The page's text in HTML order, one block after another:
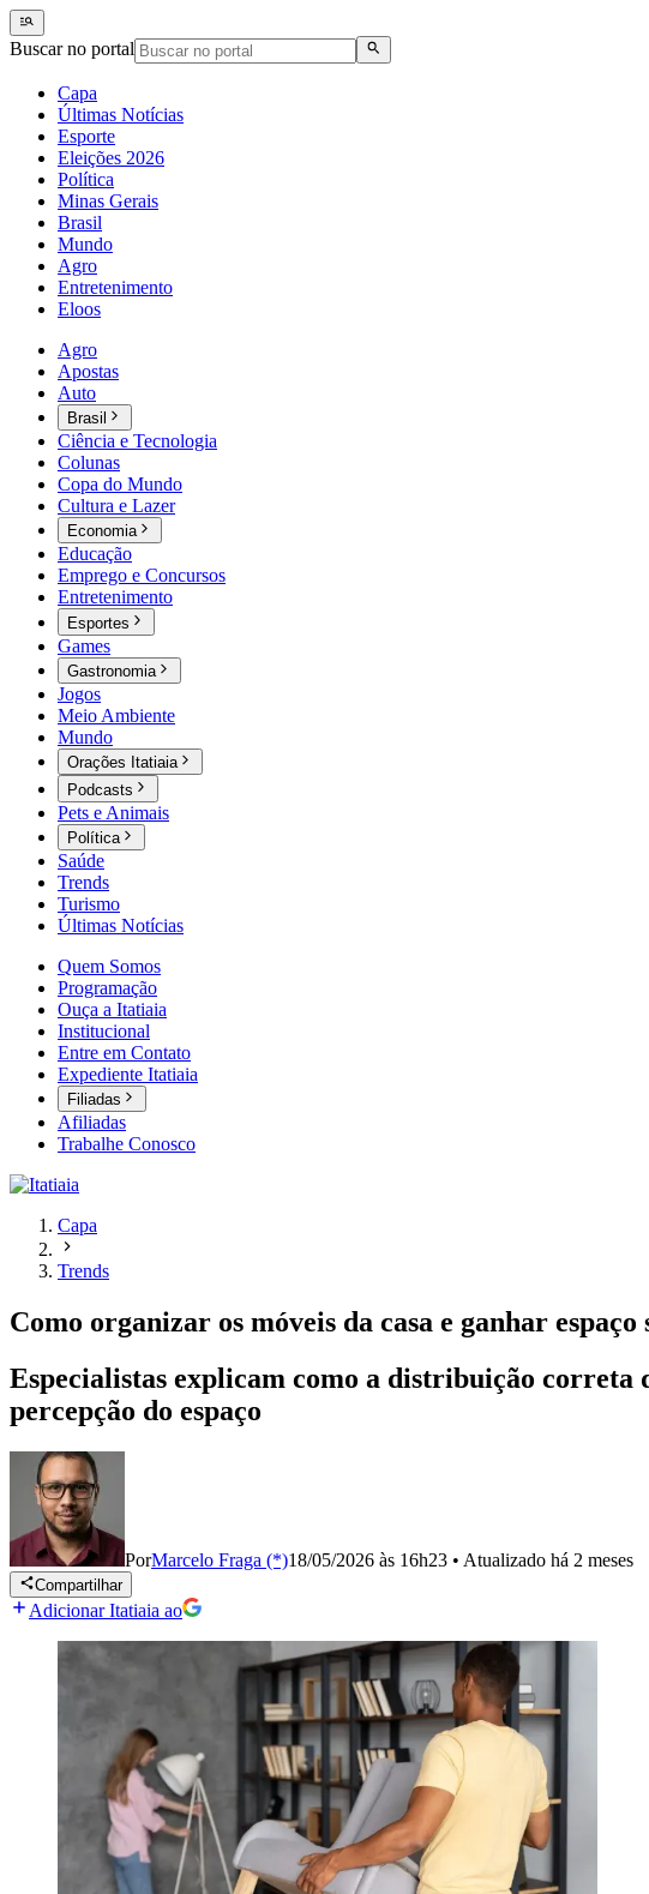
Buscar no portal
Capa
Últimas Notícias
Esporte
Eleições 2026
Política
Minas Gerais
Brasil
Mundo
Agro
Entretenimento
Eloos
Agro
Apostas
Auto
Brasil
Ciência e Tecnologia
Colunas
Copa do Mundo
Cultura e Lazer
Economia
Educação
Emprego e Concursos
Entretenimento
Esportes
Games
Gastronomia
Jogos
Meio Ambiente
Mundo
Orações Itatiaia
Podcasts
Pets e Animais
Política
Saúde
Trends
Turismo
Últimas Notícias
Quem Somos
Programação
Ouça a Itatiaia
Institucional
Entre em Contato
Expediente Itatiaia
Filiadas
Afiliadas
Trabalhe Conosco
Capa
Trends
Como organizar os móveis da casa e ganhar
Especialistas explicam como a distribuição correta
percepção do espaço
PorMarcelo Fraga (*)18/05/2026 às 16h23 • Atualizado há 2 meses
Compartilhar
Adicionar Itatiaia ao